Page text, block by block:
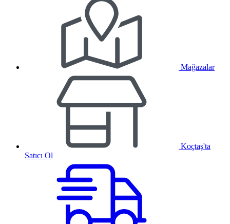
Mağazalar
Koçtaş'ta
Satıcı Ol